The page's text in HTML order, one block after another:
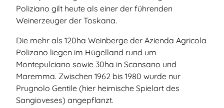
Poliziano gilt heute als einer der führenden
Weinerzeuger der Toskana.
Die mehr als 120ha Weinberge der Azienda Agricola
Polizano liegen im Hügelland rund um
Montepulciano sowie 30ha in Scansano und
Maremma. Zwischen 1962 bis 1980 wurde nur
Prugnolo Gentile (hier heimische Spielart des
Sangioveses) angepflanzt.